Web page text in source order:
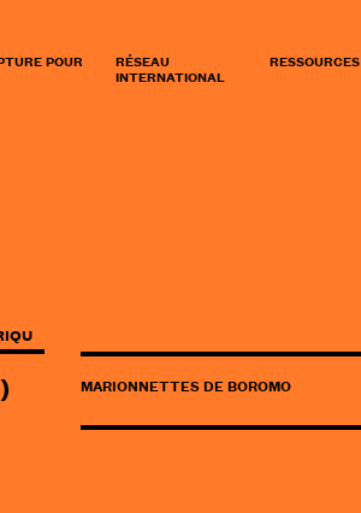
POUR RÉSEAU
INTERNATIONAL
RESSOURCES
MARIONNETTES DE BOROMO